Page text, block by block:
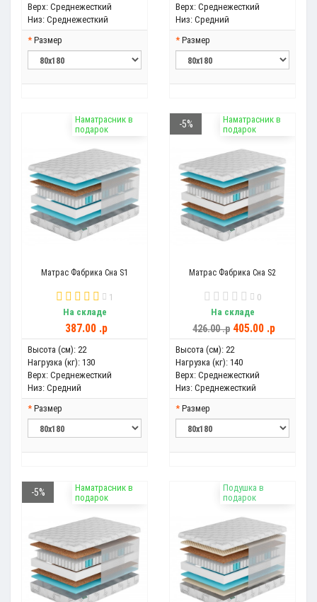
Верх: Среднежесткий
Низ: Среднежесткий
Размер
Верх: Среднежесткий
Низ: Средний
Размер
Наматрасник в
подарок
Матрас Фабрика Сна S1
1
На складе
387.00 .p
Высота (см): 22
Нагрузка (кг): 130
Верх: Среднежесткий
Низ: Средний
Размер
Наматрасник в
подарок
-5%
Матрас Фабрика Сна S2
0
На складе
426.00 .p 405.00 .p
Высота (см): 22
Нагрузка (кг): 140
Верх: Среднежесткий
Низ: Среднежесткий
Размер
Наматрасник в
подарок
-5%
Подушка в
подарок